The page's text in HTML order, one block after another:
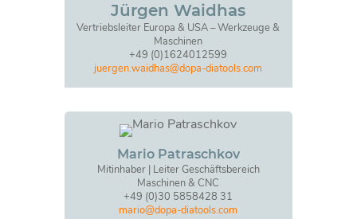
Jürgen Waidhas
Vertriebsleiter Europa & USA – Werkzeuge &
Maschinen
+49 (0)1624012599
juergen.waidhas@dopa-diatools.com
Mario Patraschkov
Mitinhaber | Leiter Geschäftsbereich
Maschinen & CNC
+49 (0)30 5858428 31
mario@dopa-diatools.com